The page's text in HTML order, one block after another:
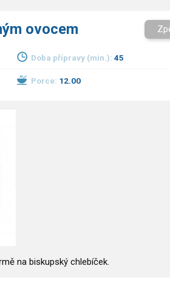
ovocem
Doba přípravy (min.): 45
Porce: 12.00
na biskupský chlebíček.